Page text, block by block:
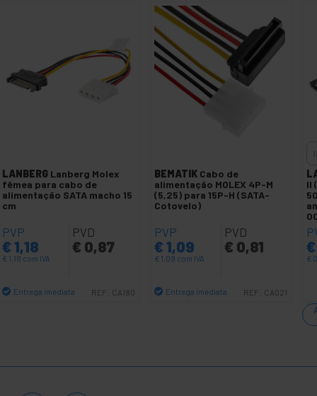
LANBERG Lanberg Molex
fêmea para cabo de
alimentação SATA macho 15
cm
PVP
€ 1,18
€ 1,18 com IVA
PVD
€ 0,87
Entrega imediata REF: CA180
BEMATIK Cabo de
alimentação MOLEX 4P-M
(5,25) para 15P-H (SATA-
Cotovelo)
PVP
€ 1,09
€ 1,09 com IVA
PVD
€ 0,81
Entrega imediata REF: CA021
II
€
€